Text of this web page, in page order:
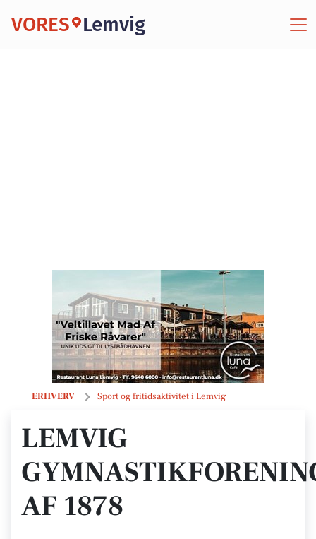
VORES Lemvig
ERHVERV Sport og fritidsaktivitet i Lemvig
LEMVIG GYMNASTIKFORENING AF 1878
LEMVIG
AF 1878